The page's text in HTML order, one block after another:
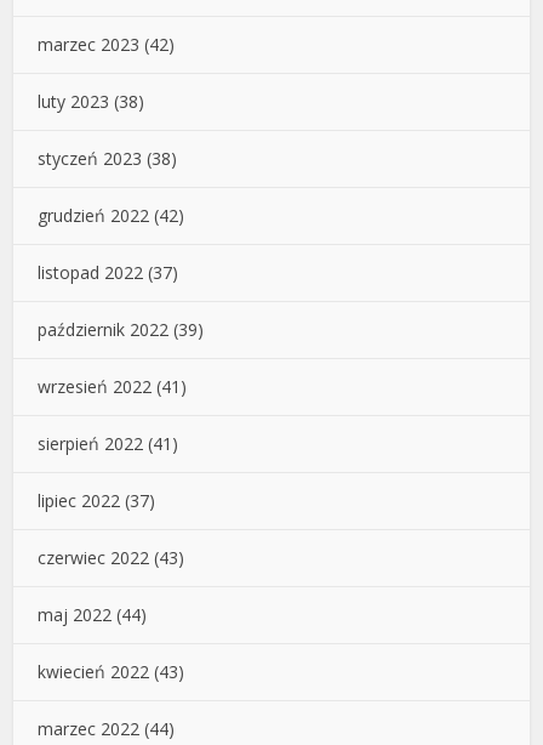
marzec 2023 (42)
luty 2023 (38)
styczeń 2023 (38)
grudzień 2022 (42)
listopad 2022 (37)
październik 2022 (39)
wrzesień 2022 (41)
sierpień 2022 (41)
lipiec 2022 (37)
czerwiec 2022 (43)
maj 2022 (44)
kwiecień 2022 (43)
marzec 2022 (44)